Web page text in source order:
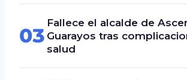
03
Fallece el alcalde de
Guarayos tras
salud